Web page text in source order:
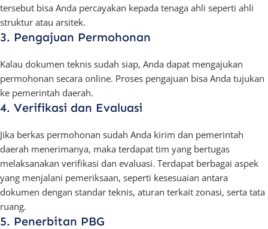
tersebut bisa Anda percayakan kepada tenaga ahli seperti ahli
struktur atau arsitek.
3. Pengajuan Permohonan
Kalau dokumen teknis sudah siap, Anda dapat mengajukan
permohonan secara online. Proses pengajuan bisa Anda tujukan
ke pemerintah daerah.
4. Verifikasi dan Evaluasi
Jika berkas permohonan sudah Anda kirim dan pemerintah
daerah menerimanya, maka terdapat tim yang bertugas
melaksanakan verifikasi dan evaluasi. Terdapat berbagai aspek
yang menjalani pemeriksaan, seperti kesesuaian antara
dokumen dengan standar teknis, aturan terkait zonasi, serta tata
ruang.
5. Penerbitan PBG